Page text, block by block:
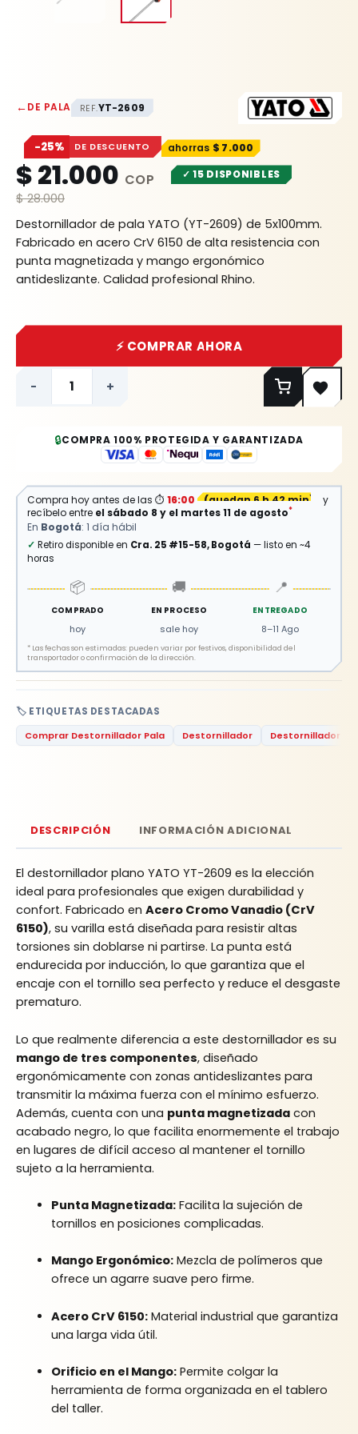
←DE PALA REF.YT-2609
−25% DE DESCUENTO $ 7.000
$28.000
$21.000 ✓ 15 DISPONIBLES
Destornillador de pala YATO (YT-2609) de 5x100mm.
Fabricado en acero CrV 6150 de alta resistencia con
punta magnetizada y mango ergonómico
antideslizante. Calidad profesional Rhino.
- +
⚡ COMPRAR AHORA
🏷️ ETIQUETAS DESTACADAS
Comprar Destornillador Pala
Destornillador Destornillador
🔒COMPRA 100% PROTEGIDA Y GARANTIZADA
Compra hoy antes de las ⏱ 16:00 (quedan 6 h 42 min)
y
recíbelo entre el sábado 8 y el martes 11 de agosto*
En Bogotá: 1 día hábil
✓ Retiro disponible en Cra. 25 #15-58, Bogotá — listo en ~4
horas
📦
COMPRADO
hoy
🚚
EN PROCESO
sale hoy
📍
ENTREGADO
8–11 Ago
* Las fechas son estimadas: pueden variar por festivos, disponibilidad del
transportador o confirmación de la dirección.
DESCRIPCIÓN INFORMACIÓN ADICIONAL
El destornillador plano YATO YT-2609 es la elección
ideal para profesionales que exigen durabilidad y
confort. Fabricado en Acero Cromo Vanadio (CrV
6150), su varilla está diseñada para resistir altas
torsiones sin doblarse ni partirse. La punta está
endurecida por inducción, lo que garantiza que el
encaje con el tornillo sea perfecto y reduce el desgaste
prematuro.
Lo que realmente diferencia a este destornillador es su
mango de tres componentes, diseñado
ergonómicamente con zonas antideslizantes para
transmitir la máxima fuerza con el mínimo esfuerzo.
Además, cuenta con una punta magnetizada con
acabado negro, lo que facilita enormemente el trabajo
en lugares de difícil acceso al mantener el tornillo
sujeto a la herramienta.
Punta Magnetizada:Facilita la sujeción de
tornillos en posiciones complicadas.
Mango Ergonómico:Mezcla de polímeros que
ofrece un agarre suave pero firme.
Acero CrV 6150:Material industrial que garantiza
una larga vida útil.
Orificio en el Mango:Permite colgar la
herramienta de forma organizada en el tablero
del taller.